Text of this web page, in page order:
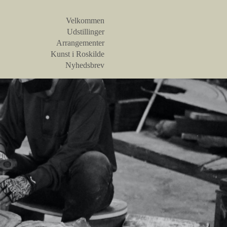
Velkommen
Udstillinger
Arrangementer
Kunst i Roskilde
Nyhedsbrev